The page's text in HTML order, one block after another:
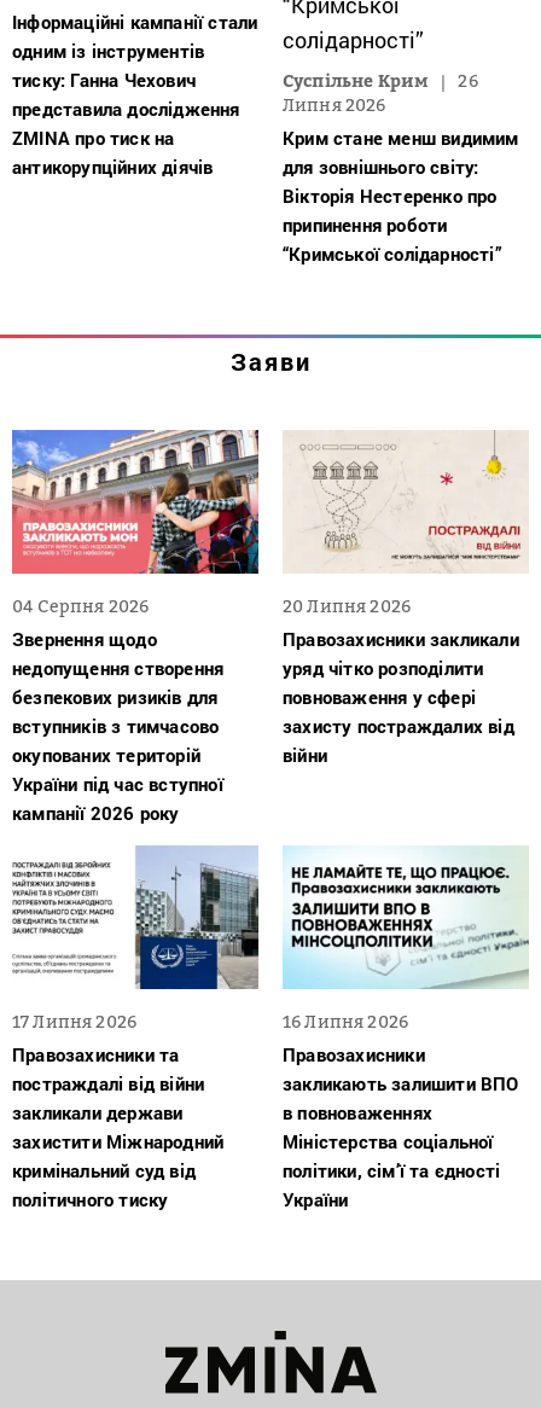
Інформаційні кампанії стали
одним із інструментів
тиску: Ганна Чехович
представила дослідження
ZMINA про тиск на
антикорупційних діячів
Суспільне Крим
26
Липня 2026
Крим стане менш видимим
для зовнішнього світу:
Вікторія Нестеренко про
припинення роботи
“Кримської солідарності”
Заяви
04 Серпня 2026
Звернення щодо
недопущення створення
безпекових ризиків для
вступників з тимчасово
окупованих територій
України під час вступної
кампанії 2026 року
20 Липня 2026
Правозахисники закликали
уряд чітко розподілити
повноваження у сфері
захисту постраждалих від
війни
17 Липня 2026
Правозахисники та
постраждалі від війни
закликали держави
захистити Міжнародний
кримінальний суд від
політичного тиску
16 Липня 2026
Правозахисники
закликають залишити ВПО
в повноваженнях
Міністерства соціальної
політики, сім’ї та єдності
України